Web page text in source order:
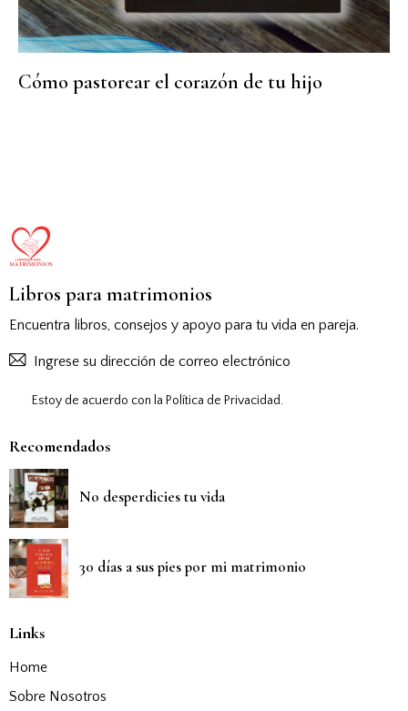
Cómo pastorear el corazón de tu hijo
Libros para matrimonios
Encuentra libros, consejos y apoyo para tu vida en pareja.
Estoy de acuerdo con la Política de Privacidad.
Recomendados
No desperdicies tu vida
30 días a sus pies por mi matrimonio
Links
Home
Sobre Nosotros